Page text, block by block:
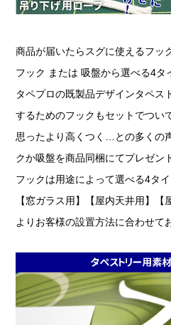
商品が届いたらスグに使えるフッ
フック または 吸盤から選べる4タ
タペプロの既製品デザインタペス
するためのフックもセットでつい
思ったより高くつく…との多くの
クか吸盤を商品同梱にてプレゼン
フックは用途によって選べる4タ
【窓ガラス用】【屋内天井用】【
よりお客様の設置方法に合わせて